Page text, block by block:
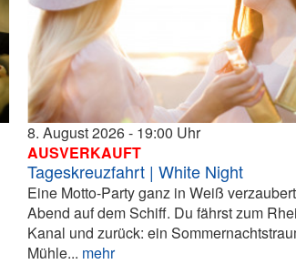
8. August 2026
19:00
AUSVERKAUFT
Tageskreuzfahrt | White Night
Eine Motto-Party ganz in Weiß
Abend auf dem Schiff. Du fährst zum
Kanal und zurück: ein
Mühle... mehr